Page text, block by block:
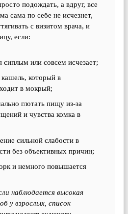
подождать, а вдруг, все
сама по себе не исчезнет,
с визитом врача, и
если:
сиплым или совсем исчезает;
кашель, который в
в мокрый;
глотать пищу из-за
и чувства комка в
сильной слабости в
без объективных причин;
и немного повышается
наблюдается высокая
у взрослых, список